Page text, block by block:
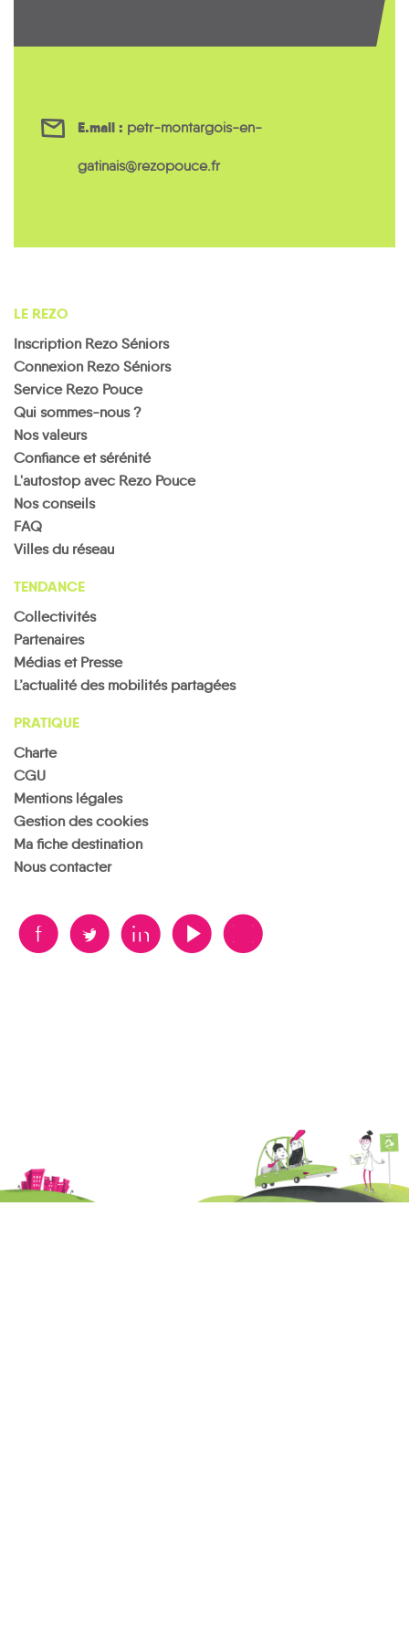
E.mail : petr-montargois-en-
gatinais@rezopouce.fr
LE REZO
Inscription Rezo Séniors
Connexion Rezo Séniors
Service Rezo Pouce
Qui sommes-nous ?
Nos valeurs
Confiance et sérénité
L'autostop avec Rezo Pouce
Nos conseils
FAQ
Villes du réseau
TENDANCE
Collectivités
Partenaires
Médias et Presse
L’actualité des mobilités partagées
PRATIQUE
Charte
CGU
Mentions légales
Gestion des cookies
Ma fiche destination
Nous contacter
B A D F V